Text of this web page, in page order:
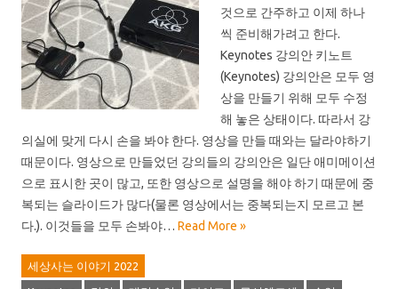
것으로 간주하고 이제 하나
씩 준비해가려고 한다.
Keynotes 강의안 키노트
(Keynotes) 강의안은 모두 영
상을 만들기 위해 모두 수정
해 놓은 상태이다. 따라서 강
의실에 맞게 다시 손을 봐야 한다. 영상을 만들 때와는 달라야하기
때문이다. 영상으로 만들었던 강의들의 강의안은 일단 애미메이션
으로 표시한 곳이 많고, 또한 영상으로 설명을 해야 하기 때문에 중
복되는 슬라이드가 많다(물론 영상에서는 중복되는지 모르고 본
다.). 이것들을 모두 손봐야… Read More »
세상사는 이야기 2022